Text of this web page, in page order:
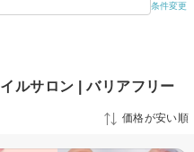
条件変更
ルサロン | バリアフリー
価格が安い順